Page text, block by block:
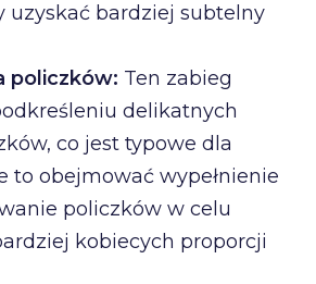
uzyskać bardziej subtelny
policzków: Ten zabieg
delikatnych
co jest typowe dla
to obejmować wypełnienie
policzków w celu
kobiecych proporcji